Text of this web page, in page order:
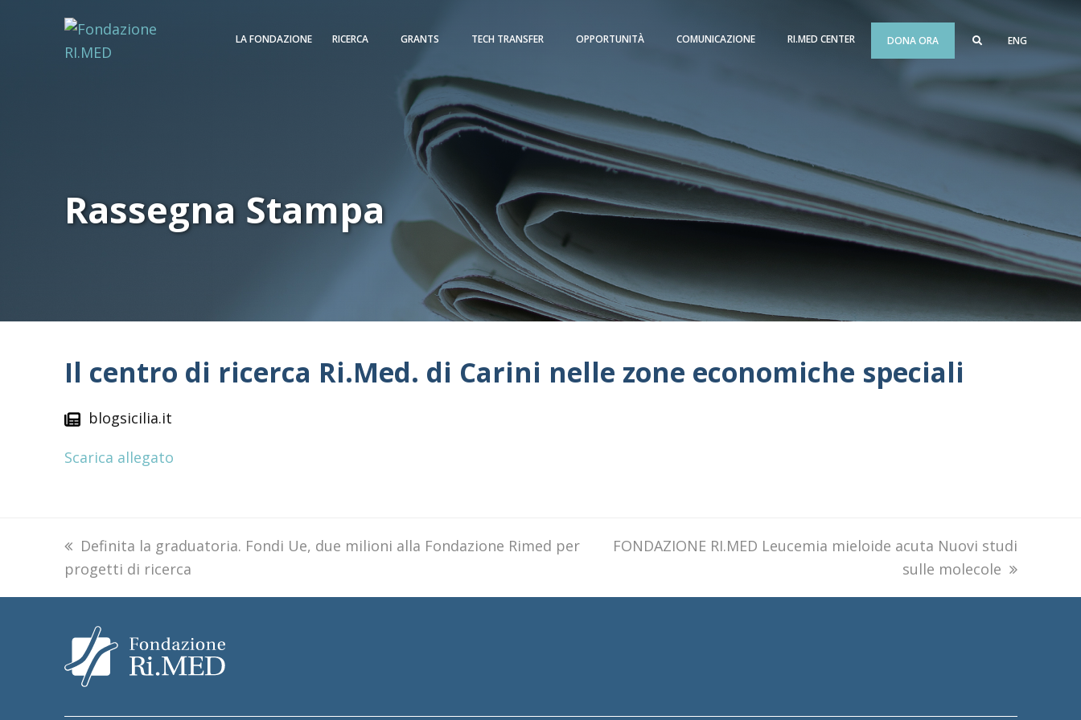
LA FONDAZIONE RICERCA GRANTS TECH TRANSFER OPPORTUNITÀ COMUNICAZIONE RI.MED CENTER DONA ORA ENG
Rassegna Stampa
Il centro di ricerca Ri.Med. di Carini nelle zone economiche speciali
blogsicilia.it
Scarica allegato
previous
post:
Definita la graduatoria. Fondi Ue, due milioni alla Fondazione Rimed per
progetti di ricerca
next
FONDAZIONE RI.MED Leucemia mieloide acuta Nuovi studi
sulle molecole